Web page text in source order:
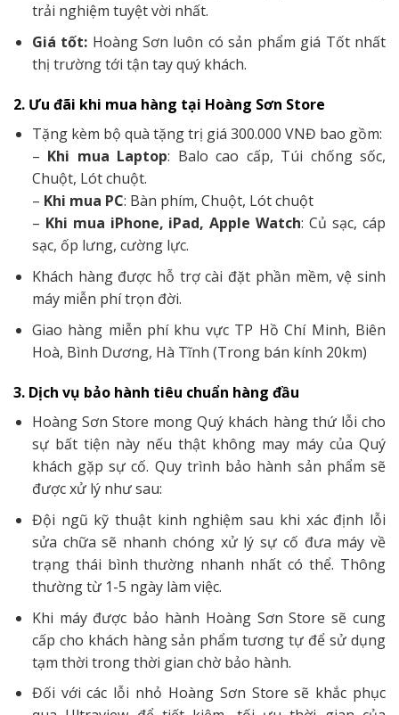
trải nghiệm tuyệt vời nhất.
Giá tốt: Hoàng Sơn luôn có sản phẩm giá Tốt nhất
thị trường tới tận tay quý khách.
2. Ưu đãi khi mua hàng tại Hoàng Sơn Store
Tặng kèm bộ quà tặng trị giá 300.000 VNĐ bao gồm:
– Khi mua Laptop: Balo cao cấp, Túi chống sốc,
Chuột, Lót chuột.
– Khi mua PC: Bàn phím, Chuột, Lót chuột
– Khi mua iPhone, iPad, Apple Watch: Củ sạc, cáp
sạc, ốp lưng, cường lực.
Khách hàng được hỗ trợ cài đặt phần mềm, vệ sinh
máy miễn phí trọn đời.
Giao hàng miễn phí khu vực TP Hồ Chí Minh, Biên
Hoà, Bình Dương, Hà Tĩnh (Trong bán kính 20km)
3. Dịch vụ bảo hành tiêu chuẩn hàng đầu
Hoàng Sơn Store mong Quý khách hàng thứ lỗi cho
sự bất tiện này nếu thật không may máy của Quý
khách gặp sự cố. Quy trình bảo hành sản phẩm sẽ
được xử lý như sau:
Đội ngũ kỹ thuật kinh nghiệm sau khi xác định lỗi
sửa chữa sẽ nhanh chóng xử lý sự cố đưa máy về
trạng thái bình thường nhanh nhất có thể. Thông
thường từ 1-5 ngày làm việc.
Khi máy được bảo hành Hoàng Sơn Store sẽ cung
cấp cho khách hàng sản phẩm tương tự để sử dụng
tạm thời trong thời gian chờ bảo hành.
Đối với các lỗi nhỏ Hoàng Sơn Store sẽ khắc phục